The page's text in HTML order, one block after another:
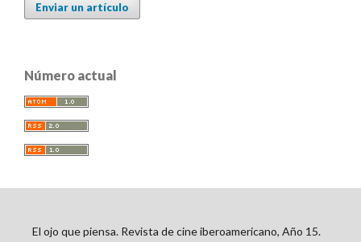
Enviar un artículo
Número actual
El ojo que piensa. Revista de cine iberoamericano, Año 15.